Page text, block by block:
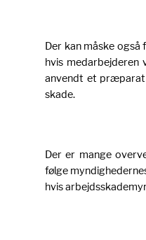
Der kan måske
hvis
anvendt et præparat
skade.
Der er mange
følge
hvis